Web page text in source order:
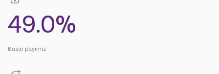
49.0%
Bazar payımız